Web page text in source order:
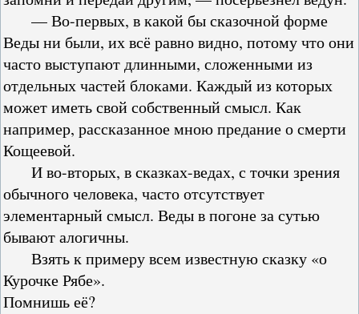
— Во-первых, в какой бы сказочной форме
Веды ни были, их всё равно видно, потому что они
часто выступают длинными, сложенными из
отдельных частей блоками. Каждый из которых
может иметь свой собственный смысл. Как
например, рассказанное мною предание о смерти
Кощеевой.
И во-вторых, в сказках-ведах, с точки зрения
обычного человека, часто отсутствует
элементарный смысл. Веды в погоне за сутью
бывают алогичны.
Взять к примеру всем известную сказку «о
Курочке Рябе».
Помнишь её?